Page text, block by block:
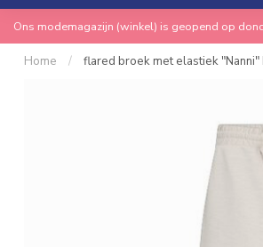
Ons modemagazijn (winkel) is geopend op
Home / flared broek met elastiek